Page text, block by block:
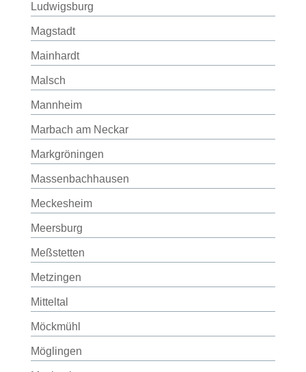
Ludwigsburg
Magstadt
Mainhardt
Malsch
Mannheim
Marbach am Neckar
Markgröningen
Massenbachhausen
Meckesheim
Meersburg
Meßstetten
Metzingen
Mitteltal
Möckmühl
Möglingen